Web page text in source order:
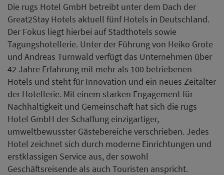
Die rugs Hotel GmbH betreibt unter dem Dach der
Great2Stay Hotels aktuell fünf Hotels in Deutschland.
Der Fokus liegt hierbei auf Stadthotels sowie
Tagungshotellerie. Unter der Führung von Heiko Grote
und Andreas Turnwald verfügt das Unternehmen über
42 Jahre Erfahrung mit mehr als 100 betriebenen
Hotels und steht für Innovation und ein neues Zeitalter
der Hotellerie. Mit einem starken Engagement für
Nachhaltigkeit und Gemeinschaft hat sich die rugs
Hotel GmbH der Schaffung einzigartiger,
umweltbewusster Gästebereiche verschrieben. Jedes
Hotel zeichnet sich durch moderne Einrichtungen und
erstklassigen Service aus, der sowohl
Geschäftsreisende als auch Touristen anspricht.